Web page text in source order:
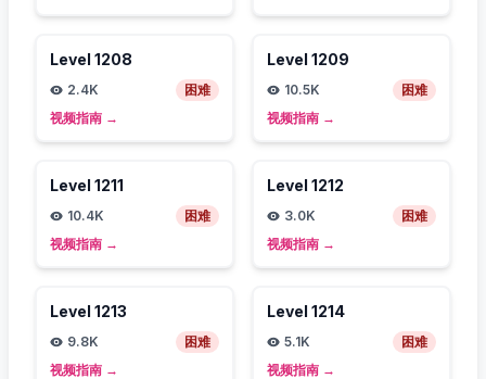
Level 1208
2.4K
困难
视频指南 →
Level 1209
10.5K
困难
视频指南 →
Level 1211
10.4K
困难
视频指南 →
Level 1212
3.0K
困难
视频指南 →
Level 1213
9.8K
困难
视频指南 →
Level 1214
5.1K
困难
视频指南 →